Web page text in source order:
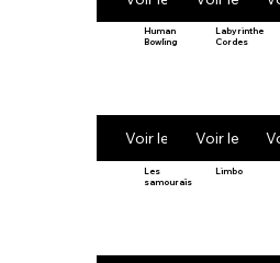
Human
Bowling
Voir le produit
Labyrinthe
Cordes
Voir le
Les
samouraïs
Limbo